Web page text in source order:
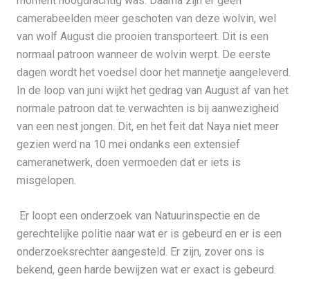
camerabeelden meer geschoten van deze wolvin, wel
van wolf August die prooien transporteert. Dit is een
normaal patroon wanneer de wolvin werpt. De eerste
dagen wordt het voedsel door het mannetje aangeleverd.
In de loop van juni wijkt het gedrag van August af van het
normale patroon dat te verwachten is bij aanwezigheid
van een nest jongen. Dit, en het feit dat Naya niet meer
gezien werd na 10 mei ondanks een extensief
cameranetwerk, doen vermoeden dat er iets is
misgelopen.
Er loopt een onderzoek van Natuurinspectie en de
gerechtelijke politie naar wat er is gebeurd en er is een
onderzoeksrechter aangesteld. Er zijn, zover ons is
bekend, geen harde bewijzen wat er exact is gebeurd.